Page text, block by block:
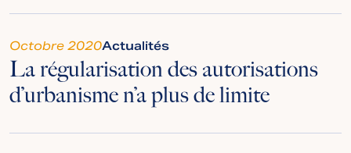
Octobre 2020Actualités
La régularisation des autorisations
d’urbanisme n’a plus de limite